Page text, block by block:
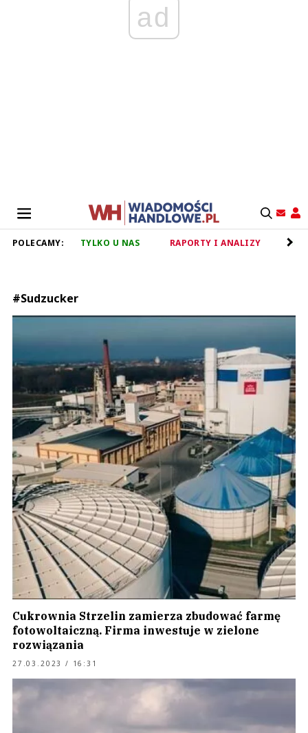
ad
POLECAMY: TYLKO U NAS RAPORTY I ANALIZY
#Sudzucker
Cukrownia Strzelin zamierza zbudować farmę
fotowoltaiczną. Firma inwestuje w zielone
rozwiązania
27.03.2023 / 16:31